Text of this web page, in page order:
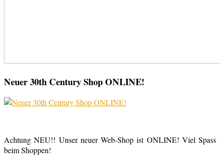
Neuer 30th Century Shop ONLINE!
Achtung NEU!! Unser neuer Web-Shop ist ONLINE! Viel Spass
beim Shoppen!